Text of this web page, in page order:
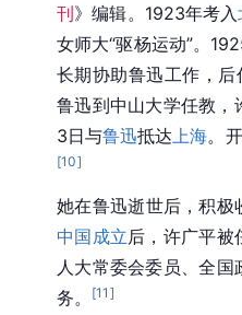
刊》编辑。1923年考入
女师大“驱杨运动”。
长期协助鲁迅工作，后
鲁迅到中山大学任教，
3日与鲁迅抵达 上海。
[10]
她在鲁迅逝世后，积
中国成立后，许广平被
人大常委会委员、全
务。
[11 ]